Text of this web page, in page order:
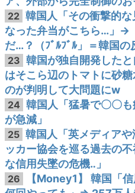
22 韓国人「その衝撃的
なった弁当がこちら…」→
だ…？（ﾌﾞﾙﾌﾞﾙ」＝韓国の
23 韓国が独自開発した
はそこら辺のトマトに砂
のが判明して大問題にw
24 韓国人「猛暑で〇〇
が急減」
25 韓国人「英メディア
ッカー協会を巡る過去の
な信用失墜の危機‥」
26
【Money1】 韓国「